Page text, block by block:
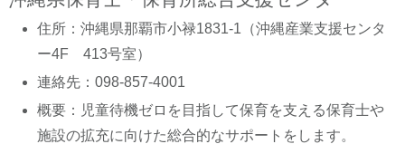
住所：沖縄県那覇市小禄1831-1（沖縄産業支援センタ
ー4F 413号室）
連絡先：098-857-4001
概要：児童待機ゼロを目指して保育を支える保育士や
施設の拡充に向けた総合的なサポートをします。